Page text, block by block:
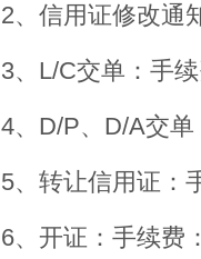
2、信用证修改通
3、L/C交单：手
4、D/P、D/A交
5、转让信用证：
6、开证：手续费